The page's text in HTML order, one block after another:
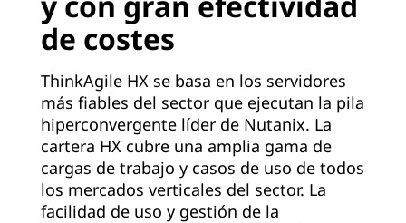
de costes
ThinkAgile HX se basa en los servidores
más fiables del sector que ejecutan la pila
hiperconvergente líder de Nutanix. La
cartera HX cubre una amplia gama de
cargas de trabajo y casos de uso de todos
los mercados verticales del sector. La
facilidad de uso y gestión de la